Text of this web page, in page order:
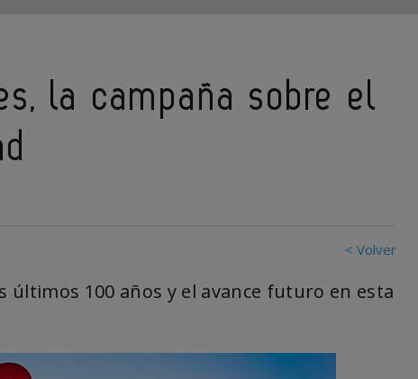
la campaña sobre el
< Volver
últimos 100 años y el avance futuro en esta